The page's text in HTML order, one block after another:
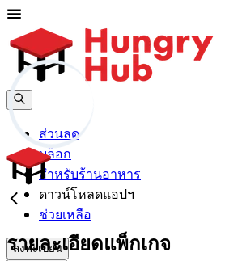
ส่วนลด
บล็อก
สำหรับร้านอาหาร
ดาวน์โหลดแอปฯ
ช่วยเหลือ
ลงทะเบียน
รายละเอียดแพ็กเกจ